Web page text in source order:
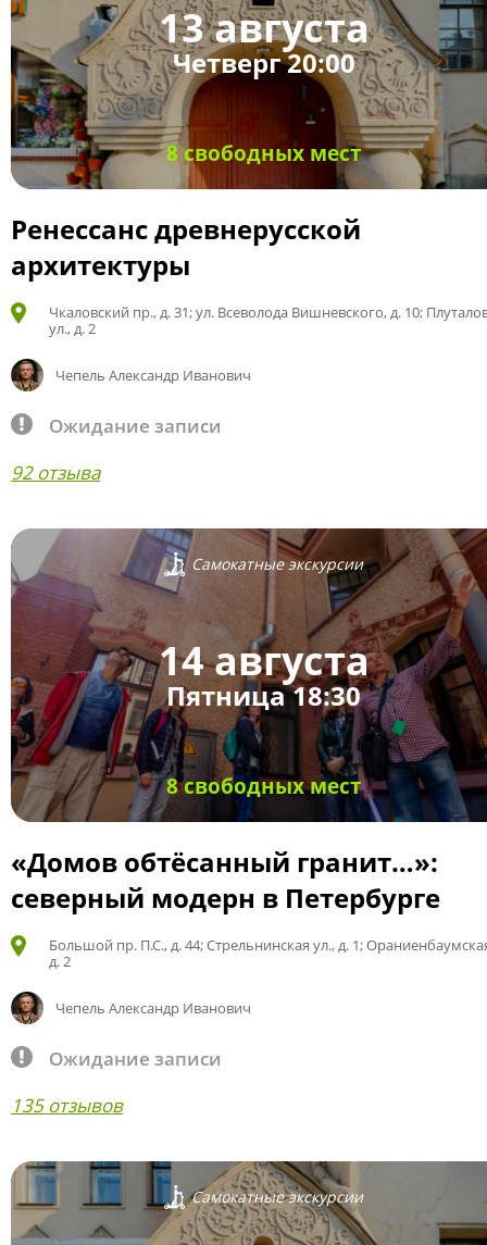
13 августа
Четверг 20:00
8 свободных мест
Ренессанс древнерусской
архитектуры
Чкаловский пр., д. 31; ул. Всеволода Вишневского, д. 10;
ул., д. 2
Чепель Александр Иванович
Ожидание записи
92 отзыва
Самокатные экскурсии
14 августа
Пятница 18:30
8 свободных мест
«Домов обтёсанный гранит…»:
северный модерн в Петербурге
Большой пр. П.С., д. 44; Стрельнинская ул., д. 1;
д. 2
Чепель Александр Иванович
Ожидание записи
135 отзывов
Самокатные экскурсии